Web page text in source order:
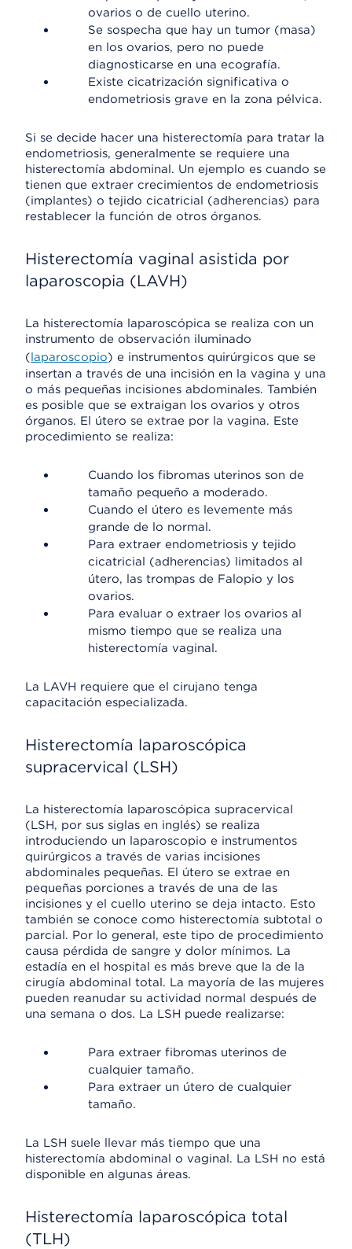
ovarios o de cuello uterino.
Se sospecha que hay un tumor (masa)
en los ovarios, pero no puede
diagnosticarse en una ecografía.
Existe cicatrización significativa o
endometriosis grave en la zona pélvica.
Si se decide hacer una histerectomía para tratar la
endometriosis, generalmente se requiere una
histerectomía abdominal. Un ejemplo es cuando se
tienen que extraer crecimientos de endometriosis
(implantes) o tejido cicatricial (adherencias) para
restablecer la función de otros órganos.
Histerectomía vaginal asistida por
laparoscopia (LAVH)
La histerectomía laparoscópica se realiza con un
instrumento de observación iluminado
(laparoscopio) e instrumentos quirúrgicos que se
insertan a través de una incisión en la vagina y una
o más pequeñas incisiones abdominales. También
es posible que se extraigan los ovarios y otros
órganos. El útero se extrae por la vagina. Este
procedimiento se realiza:
Cuando los fibromas uterinos son de
tamaño pequeño a moderado.
Cuando el útero es levemente más
grande de lo normal.
Para extraer endometriosis y tejido
cicatricial (adherencias) limitados al
útero, las trompas de Falopio y los
ovarios.
Para evaluar o extraer los ovarios al
mismo tiempo que se realiza una
histerectomía vaginal.
La LAVH requiere que el cirujano tenga
capacitación especializada.
Histerectomía laparoscópica
supracervical (LSH)
La histerectomía laparoscópica supracervical
(LSH, por sus siglas en inglés) se realiza
introduciendo un laparoscopio e instrumentos
quirúrgicos a través de varias incisiones
abdominales pequeñas. El útero se extrae en
pequeñas porciones a través de una de las
incisiones y el cuello uterino se deja intacto. Esto
también se conoce como histerectomía subtotal o
parcial. Por lo general, este tipo de procedimiento
causa pérdida de sangre y dolor mínimos. La
estadía en el hospital es más breve que la de la
cirugía abdominal total. La mayoría de las mujeres
pueden reanudar su actividad normal después de
una semana o dos. La LSH puede realizarse:
Para extraer fibromas uterinos de
cualquier tamaño.
Para extraer un útero de cualquier
tamaño.
La LSH suele llevar más tiempo que una
histerectomía abdominal o vaginal. La LSH no está
disponible en algunas áreas.
Histerectomía laparoscópica total
(TLH)